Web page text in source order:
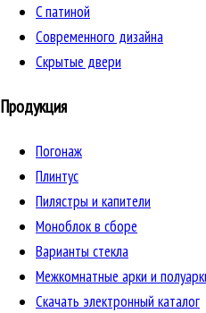
C патиной
Cовременного дизайна
Скрытые двери
Продукция
Погонаж
Плинтус
Пилястры и капители
Моноблок в сборе
Варианты стекла
Межкомнатные арки и
Скачать электронный каталог